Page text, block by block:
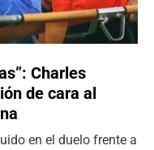
Charles
de cara al
en el duelo frente a